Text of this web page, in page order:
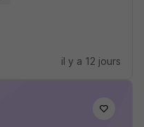
il y a 12 jours